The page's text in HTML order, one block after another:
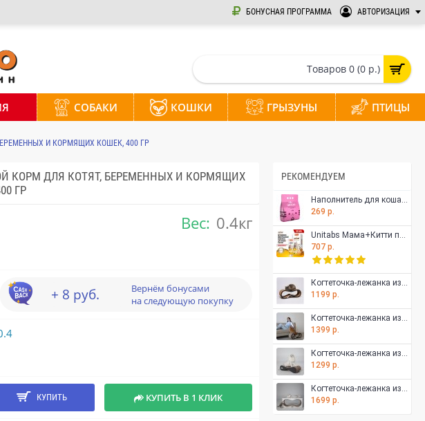
БОНУСНАЯ ПРОГРАММА АВТОРИЗАЦИЯ
Товаров 0 (0 р.)
СОБАКИ КОШКИ ГРЫЗУНЫ ПТИЦЫ
БЕРЕМЕННЫХ И КОРМЯЩИХ КОШЕК, 400 ГР
РЕКОМЕНДУЕМ
Наполнитель для кошачьего туалета Цеосан, впитывающий, для котят, 5 л
269 р.
Unitabs Мама+Китти паста c B9 для котят , беременных и кормящих кошек 120 мл
707 р.
Когтеточка-лежанка из гофрокартона Тумяу Айс для кошек, 65 х 25 х 22 см., цвет в ассортименте
1199 р.
Когтеточка-лежанка из гофрокартона Томми Кэт Свитч для кошек, 65 х 25 х 22 см., цвет в ассортименте
1399 р.
Когтеточка-лежанка из гофрокартона Томми Кэт Стик для кошек, 54х14х22 см., цвет в ассортименте
1299 р.
Когтеточка-лежанка из гофрокартона Томми Кэт Конвекс для кошек, 77х37х22 см., цвет в ассортименте
1699 р.
КОРМ ДЛЯ КОТЯТ, БЕРЕМЕННЫХ И КОРМЯЩИХ
ГР
Вес: 0.4кг
+ 8 руб.
Вернём бонусами
на следующую покупку
КУПИТЬ КУПИТЬ В 1 КЛИК